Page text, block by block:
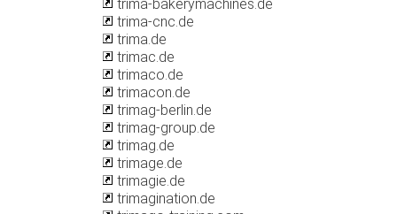
trima-bakerymachines.de
trima-cnc.de
trima.de
trimac.de
trimaco.de
trimacon.de
trimag-berlin.de
trimag-group.de
trimag.de
trimage.de
trimagie.de
trimagination.de